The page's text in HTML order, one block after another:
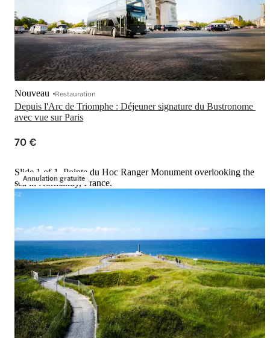
Depuis l'Arc de Triomphe : Déjeuner signature du Bustronome
avec vue sur Paris
Nouveau Restauration
70 €
Annulation gratuite
Slide 1 of 1, Pointe du Hoc Ranger Monument overlooking the
sea in Normandy, France.